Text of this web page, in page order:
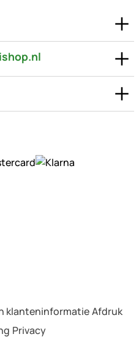
klanteninformatie Afdruk
Privacy